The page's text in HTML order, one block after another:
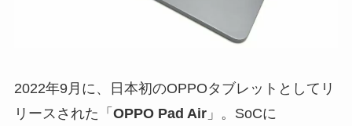
2022年9月に、日本初のOPPOタブレットとしてリ
リースされた「 OPPO Pad Air」。SoCに